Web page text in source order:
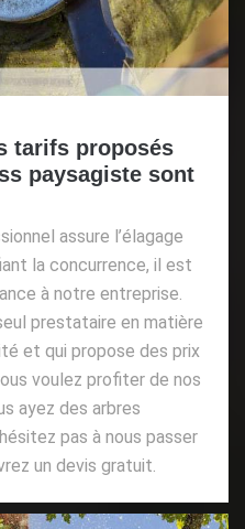
tarifs proposés
paysagiste sont
assure l’élagage
la concurrence, il est
à notre entreprise.
prestataire en matière
et qui propose des prix
voulez profiter de nos
ayez des arbres
pas à nous passer
un devis gratuit.